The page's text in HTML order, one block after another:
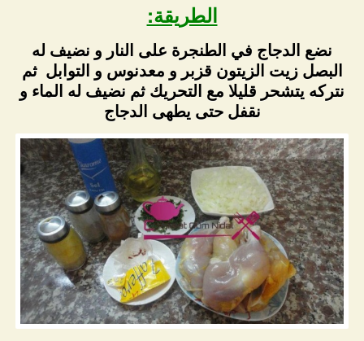
الطريقة:
نضع الدجاج في الطنجرة على النار و نضيف له
البصل زيت الزيتون قزبر و معدنوس و التوابل ثم
نتركه يتشحر قليلا مع التحريك ثم نضيف له الماء و
نقفل حتى يطهى الدجاج